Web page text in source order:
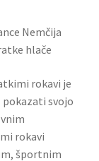
Nemčija
hlače
rokavi je
pokazati svojo
rokavi
športnim